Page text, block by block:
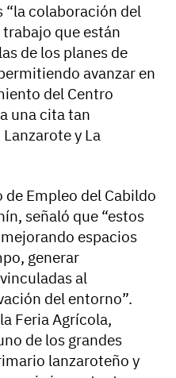
“la colaboración del
que están
de los planes de
avanzar en
del Centro
una cita tan
y La
Empleo del Cabildo
señaló que “estos
espacios
generar
al
del entorno”.
Feria Agrícola,
de los grandes
lanzaroteño y